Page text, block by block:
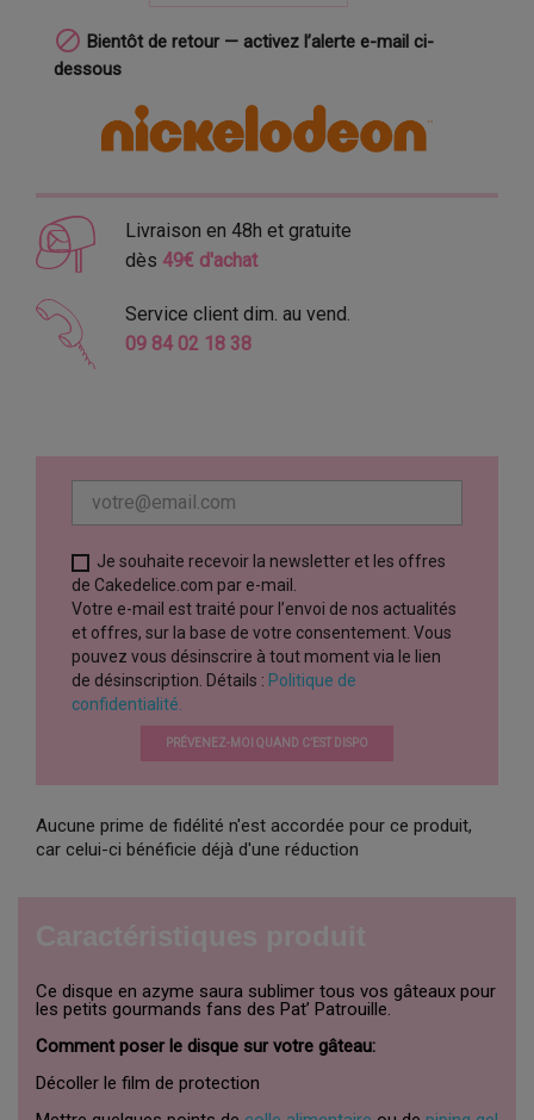
 Bientôt de retour — activez l’alerte e-mail ci-
dessous
Livraison en 48h et gratuite
dès 49€ d'achat
Service client dim. au vend.
09 84 02 18 38
Je souhaite recevoir la newsletter et les offres
de Cakedelice.com par e-mail.
Votre e-mail est traité pour l’envoi de nos actualités
et offres, sur la base de votre consentement. Vous
pouvez vous désinscrire à tout moment via le lien
de désinscription. Détails : Politique de
confidentialité.
PRÉVENEZ-MOI QUAND C’EST DISPO
Aucune prime de fidélité n'est accordée pour ce produit,
car celui-ci bénéficie déjà d'une réduction
Ce disque en azyme saura sublimer tous vos gâteaux pour
les petits gourmands fans des Pat’ Patrouille.
Comment poser le disque sur votre gâteau:
Décoller le film de protection